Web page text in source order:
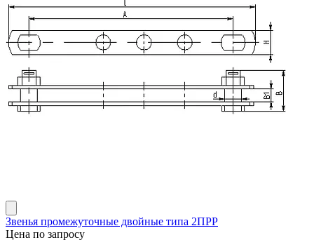
Звенья промежуточные двойные типа 2ПРР
Цена по запросу